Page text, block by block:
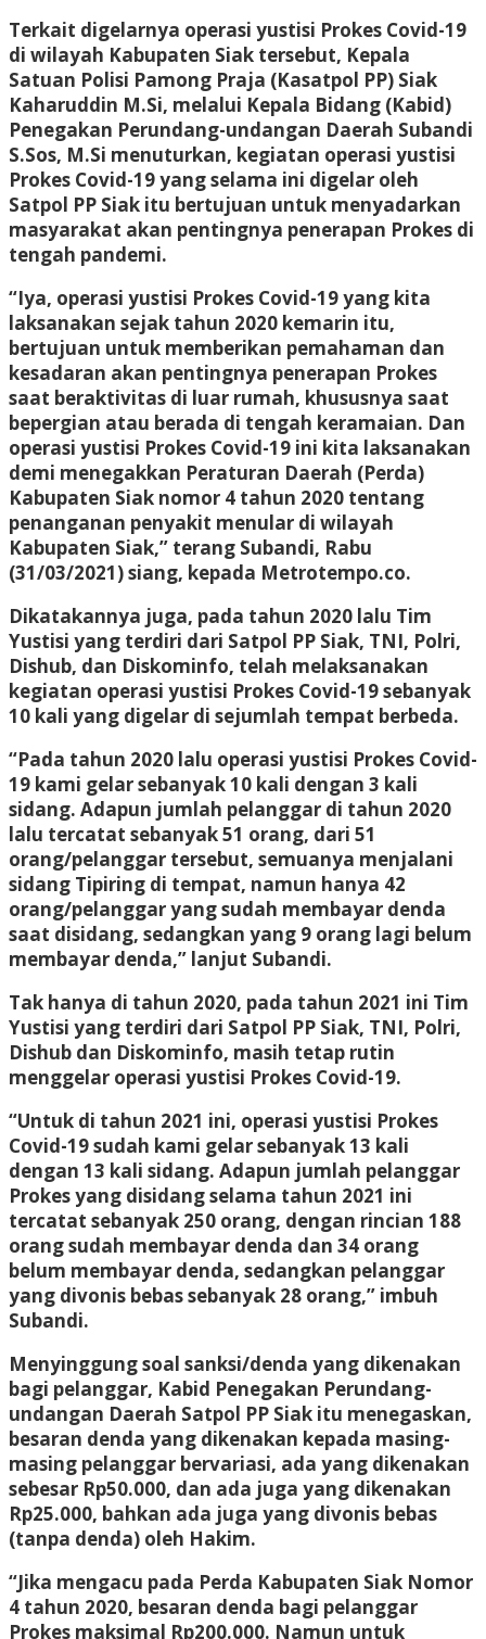
Terkait digelarnya operasi yustisi Prokes Covid-19
di wilayah Kabupaten Siak tersebut, Kepala
Satuan Polisi Pamong Praja (Kasatpol PP) Siak
Kaharuddin M.Si, melalui Kepala Bidang (Kabid)
Penegakan Perundang-undangan Daerah Subandi
S.Sos, M.Si menuturkan, kegiatan operasi yustisi
Prokes Covid-19 yang selama ini digelar oleh
Satpol PP Siak itu bertujuan untuk menyadarkan
masyarakat akan pentingnya penerapan Prokes di
tengah pandemi.
“Iya, operasi yustisi Prokes Covid-19 yang kita
laksanakan sejak tahun 2020 kemarin itu,
bertujuan untuk memberikan pemahaman dan
kesadaran akan pentingnya penerapan Prokes
saat beraktivitas di luar rumah, khususnya saat
bepergian atau berada di tengah keramaian. Dan
operasi yustisi Prokes Covid-19 ini kita laksanakan
demi menegakkan Peraturan Daerah (Perda)
Kabupaten Siak nomor 4 tahun 2020 tentang
penanganan penyakit menular di wilayah
Kabupaten Siak,” terang Subandi, Rabu
(31/03/2021) siang, kepada Metrotempo.co.
Dikatakannya juga, pada tahun 2020 lalu Tim
Yustisi yang terdiri dari Satpol PP Siak, TNI, Polri,
Dishub, dan Diskominfo, telah melaksanakan
kegiatan operasi yustisi Prokes Covid-19 sebanyak
10 kali yang digelar di sejumlah tempat berbeda.
“Pada tahun 2020 lalu operasi yustisi Prokes Covid-
19 kami gelar sebanyak 10 kali dengan 3 kali
sidang. Adapun jumlah pelanggar di tahun 2020
lalu tercatat sebanyak 51 orang, dari 51
orang/pelanggar tersebut, semuanya menjalani
sidang Tipiring di tempat, namun hanya 42
orang/pelanggar yang sudah membayar denda
saat disidang, sedangkan yang 9 orang lagi belum
membayar denda,” lanjut Subandi.
Tak hanya di tahun 2020, pada tahun 2021 ini Tim
Yustisi yang terdiri dari Satpol PP Siak, TNI, Polri,
Dishub dan Diskominfo, masih tetap rutin
menggelar operasi yustisi Prokes Covid-19.
“Untuk di tahun 2021 ini, operasi yustisi Prokes
Covid-19 sudah kami gelar sebanyak 13 kali
dengan 13 kali sidang. Adapun jumlah pelanggar
Prokes yang disidang selama tahun 2021 ini
tercatat sebanyak 250 orang, dengan rincian 188
orang sudah membayar denda dan 34 orang
belum membayar denda, sedangkan pelanggar
yang divonis bebas sebanyak 28 orang,” imbuh
Subandi.
Menyinggung soal sanksi/denda yang dikenakan
bagi pelanggar, Kabid Penegakan Perundang-
undangan Daerah Satpol PP Siak itu menegaskan,
besaran denda yang dikenakan kepada masing-
masing pelanggar bervariasi, ada yang dikenakan
sebesar Rp50.000, dan ada juga yang dikenakan
Rp25.000, bahkan ada juga yang divonis bebas
(tanpa denda) oleh Hakim.
“Jika mengacu pada Perda Kabupaten Siak Nomor
4 tahun 2020, besaran denda bagi pelanggar
Prokes maksimal Rp200.000. Namun untuk